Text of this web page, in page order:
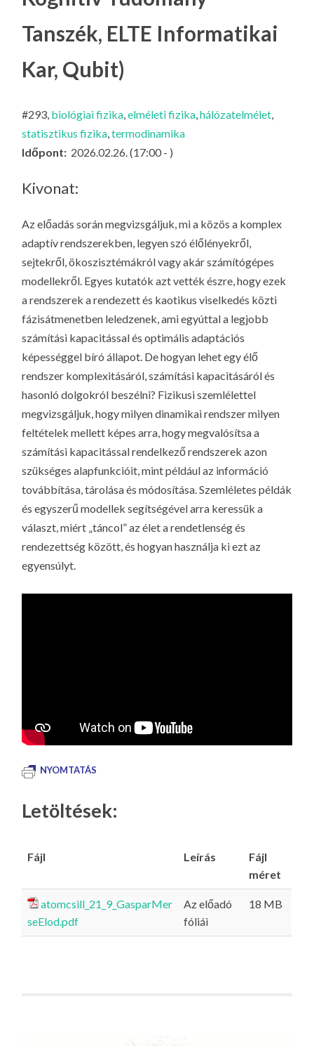
LA
G
Tanszék, ELTE Informatikai
Kar, Qubit)
#293, biológiai fizika,elméleti fizika,hálózatelmélet,
statisztikus fizika,termodinamika
Időpont: 2026.02.26. (17:00 - )
Kivonat:
Az előadás során megvizsgáljuk, mi a közös a komplex
adaptív rendszerekben, legyen szó élőlényekről,
sejtekről, ökoszisztémákról vagy akár számítógépes
modellekről. Egyes kutatók azt vették észre, hogy ezek
a rendszerek a rendezett és kaotikus viselkedés közti
fázisátmenetben leledzenek, ami egyúttal a legjobb
számítási kapacitással és optimális adaptációs
képességgel bíró állapot. De hogyan lehet egy élő
rendszer komplexitásáról, számítási kapacitásáról és
hasonló dolgokról beszélni? Fizikusi szemlélettel
megvizsgáljuk, hogy milyen dinamikai rendszer milyen
feltételek mellett képes arra, hogy megvalósítsa a
számítási kapacitással rendelkező rendszerek azon
szükséges alapfunkcióit, mint például az információ
továbbítása, tárolása és módosítása. Szemléletes példák
és egyszerű modellek segítségével arra keressük a
választ, miért „táncol” az élet a rendetlenség és
rendezettség között, és hogyan használja ki ezt az
egyensúlyt.
NYOMTATÁS
Letöltések:
Fájl Leírás
Fájl
méret
atomcsill_21_9_GasparMer
seElod.pdf
Az előadó
fóliái
18 MB